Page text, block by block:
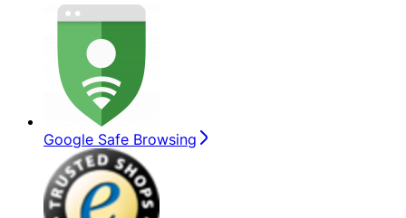
Google Safe Browsing